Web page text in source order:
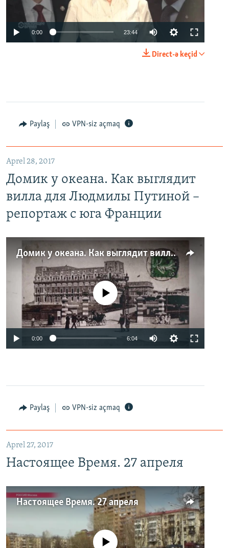
0:00 23:44
Direct-ə keçid
Paylaş VPN-siz açmaq
Aprel 28, 2017
Домик у океана. Как выглядит
вилла для Людмилы Путиной –
репортаж с юга Франции
Домик у океана. Как выглядит вилла для Людмилы Путиной – репортаж с юга Франции
No media source currently available
0:00 6:04
Paylaş VPN-siz açmaq
Aprel 27, 2017
Настоящее Время. 27 апреля
Настоящее Время. 27 апреля
No media source currently available